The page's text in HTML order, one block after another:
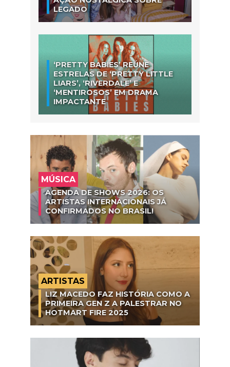
LEGADO
‘PRETTY BABIES’ REÚNE
ESTRELAS DE ‘PRETTY LITTLE
LIARS’, ‘RIVERDALE’ E
‘MENTIROSOS’ EM DRAMA
IMPACTANTE
MÚSICA
AGENDA DE SHOWS 2026: OS
ARTISTAS INTERNACIONAIS JÁ
CONFIRMADOS NO BRASIL!
ARTISTAS
LIZ MACEDO FAZ HISTÓRIA COMO A
PRIMEIRA GEN Z A PALESTRAR NO
HOTMART FIRE 2025